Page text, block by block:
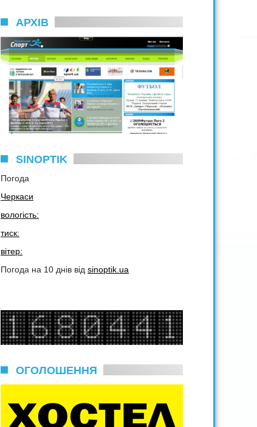
АРХІВ
SINOPTIK
Погода
Черкаси
вологість:
тиск:
вітер:
Погода на 10 днів від sinoptik.ua
ОГОЛОШЕННЯ